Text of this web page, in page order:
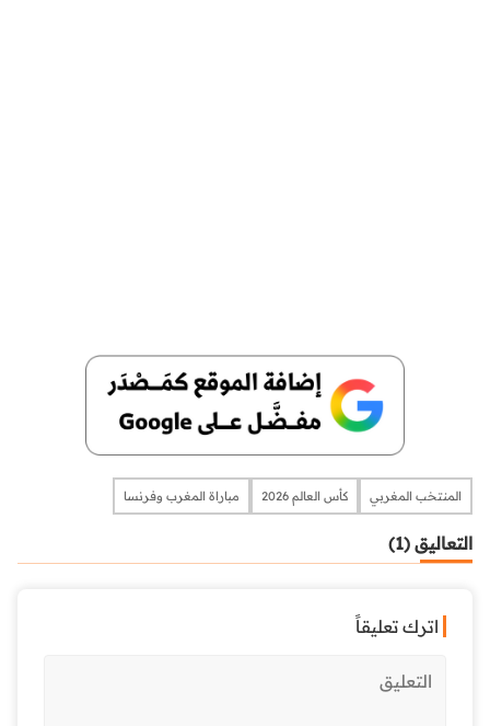
المنتخب المغربي كأس العالم 2026 مباراة المغرب وفرنسا
التعاليق (1)
اترك تعليقاً